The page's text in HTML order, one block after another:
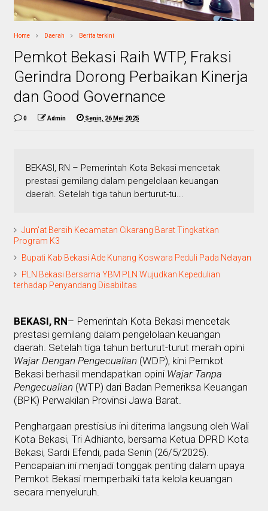
Home Daerah Berita terkini
Pemkot Bekasi Raih WTP, Fraksi
Gerindra Dorong Perbaikan Kinerja
dan Good Governance
0 Admin Senin, 26 Mei 2025
BEKASI, RN – Pemerintah Kota Bekasi mencetak
prestasi gemilang dalam pengelolaan keuangan
daerah. Setelah tiga tahun berturut-tu...
Jum'at Bersih Kecamatan Cikarang Barat Tingkatkan
Program K3
Bupati Kab Bekasi Ade Kunang Koswara Peduli Pada Nelayan
PLN Bekasi Bersama YBM PLN Wujudkan Kepedulian
terhadap Penyandang Disabilitas
BEKASI, RN– Pemerintah Kota Bekasi mencetak
prestasi gemilang dalam pengelolaan keuangan
daerah. Setelah tiga tahun berturut-turut meraih opini
Wajar Dengan Pengecualian (WDP), kini Pemkot
Bekasi berhasil mendapatkan opini Wajar Tanpa
Pengecualian (WTP) dari Badan Pemeriksa Keuangan
(BPK) Perwakilan Provinsi Jawa Barat.
Penghargaan prestisius ini diterima langsung oleh Wali
Kota Bekasi, Tri Adhianto, bersama Ketua DPRD Kota
Bekasi, Sardi Efendi, pada Senin (26/5/2025).
Pencapaian ini menjadi tonggak penting dalam upaya
Pemkot Bekasi memperbaiki tata kelola keuangan
secara menyeluruh.